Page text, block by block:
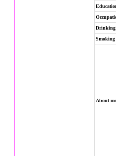
Drinking
About